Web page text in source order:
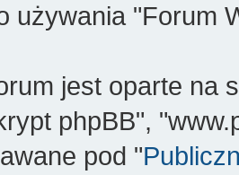
używania "Forum
jest oparte na
phpBB",
pod "